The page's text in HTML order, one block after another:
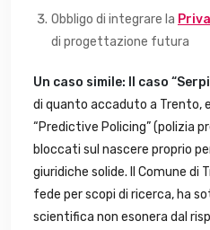
Obbligo di integrare la
di progettazione futura
Un caso simile: Il caso
di quanto accaduto a Trento,
“Predictive Policing” (polizia
bloccati sul nascere proprio
giuridiche solide. Il Comune di
fede per scopi di ricerca, ha
scientifica non esonera dal